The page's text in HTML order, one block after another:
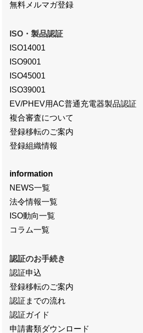
無料メルマガ登録
ISO・製品認証
ISO14001
ISO9001
ISO45001
ISO39001
EV/PHEV用AC普通充電器製品認証
複合審査について
登録移転のご案内
登録組織情報
information
NEWS一覧
法令情報一覧
ISO動向一覧
コラム一覧
認証のお手続き
認証申込
登録移転のご案内
認証までの流れ
認証ガイド
申請書類ダウンロード